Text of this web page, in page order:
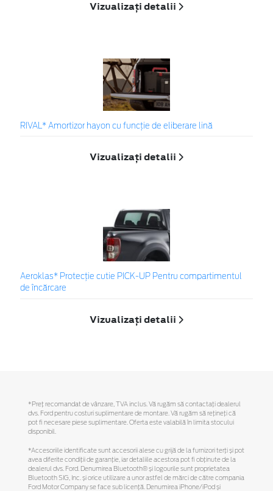
Vizualizați detalii
RIVAL* Amortizor hayon cu funcție de eliberare lină
Vizualizați detalii
Aeroklas* Protecţie cutie PICK-UP Pentru compartimentul
de încărcare
Vizualizați detalii
*Preţ recomandat de vânzare, TVA inclus. Vă rugăm să contactaţi dealerul
dvs. Ford pentru costuri suplimentare de montare. Vă rugăm să reţineţi că
pot fi necesare piese suplimentare. Oferta este valabilă în limita stocului
disponibil.
*Accesoriile identificate sunt accesorii alese cu grijă de la furnizori terți și pot
avea diferite condiții de garanție, iar detaliile acestora pot fi obținute de la
dealerul dvs. Ford. Denumirea Bluetooth® și logourile sunt proprietatea
Bluetooth SIG, Inc. și orice utilizare a unor astfel de mărci de către compania
Ford Motor Company se face sub licență. Denumirea iPhone/iPod și